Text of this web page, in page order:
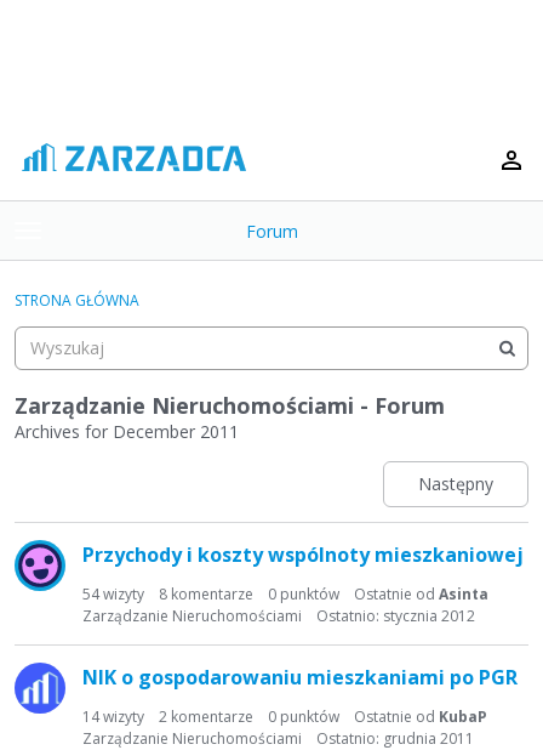
o
g
e
m
e
n
Forum
Kategorie
Dyskusje
Aktywność
STRONA GŁÓWNA
Zarządzanie Nieruchomościami - Forum
Archives for December 2011
Następny
i
s
a
d
y
Przychody i koszty wspólnoty mieszkaniowej
54wizyty 8 komentarze 0 punktów Ostatnie od Asinta
Ostatnio: stycznia 2012
Zarządzanie Nieruchomościami
NIK o gospodarowaniu mieszkaniami po PGR
14wizyty 2 komentarze 0 punktów Ostatnie od KubaP
Ostatnio: grudnia 2011
Zarządzanie Nieruchomościami